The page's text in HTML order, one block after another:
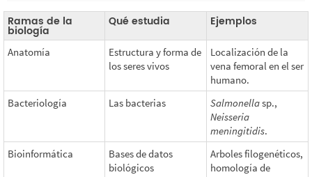
Ramas de la
biología
Qué estudia Ejemplos
Anatomía
Estructura y forma de
los seres vivos
Localización de la
vena femoral en el ser
humano.
Bacteriología
Las bacterias Salmonellasp.,
Neisseria
meningitidis.
Bioinformática
Bases de datos
biológicos
Arboles filogenéticos,
homología de